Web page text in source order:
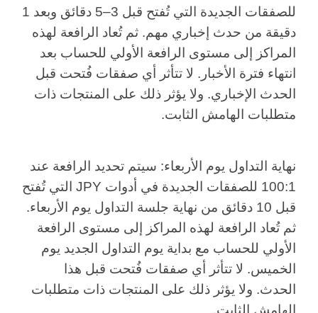
للصفقات الجديدة التي تُفتح قبل 3–5 دقائق وبعد 1
دقيقة من حدث إخباري مهم. ثم تُعاد الرافعة لهذه
المراكز إلى مستوى الرافعة الأولي للحساب بعد
انتهاء فترة الأخبار. لا تتأثر أي صفقات فُتحت قبل
الحدث الإخباري. ولا يؤثر ذلك على المنتجات ذات
متطلبات الهامش الثابت.
نهاية التداول يوم الأربعاء: سيتم تحديد الرافعة عند
100:1 للصفقات الجديدة في أدوات JPY التي تُفتح
قبل 10 دقائق من نهاية جلسة التداول يوم الأربعاء.
ثم تُعاد الرافعة لهذه المراكز إلى مستوى الرافعة
الأولي للحساب مع بداية يوم التداول الجديد يوم
الخميس. لا تتأثر أي صفقات فُتحت قبل هذا
الحدث. ولا يؤثر ذلك على المنتجات ذات متطلبات
الهامش الثابت.